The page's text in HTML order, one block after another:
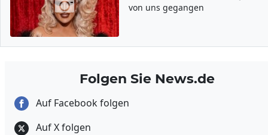
von uns gegangen
Folgen Sie News.de
Auf Facebook folgen
Auf X folgen